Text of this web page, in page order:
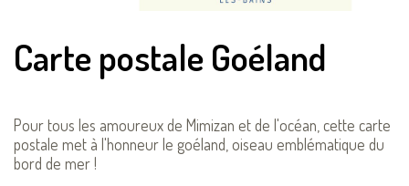
Carte postale Goéland
Pour tous les amoureux de Mimizan et de l'océan, cette carte
postale met à l'honneur le goéland, oiseau emblématique du
bord de mer !